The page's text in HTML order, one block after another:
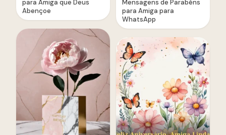
para Amiga que Deus
Abençoe
Mensagens de Parabéns
para Amiga para
WhatsApp